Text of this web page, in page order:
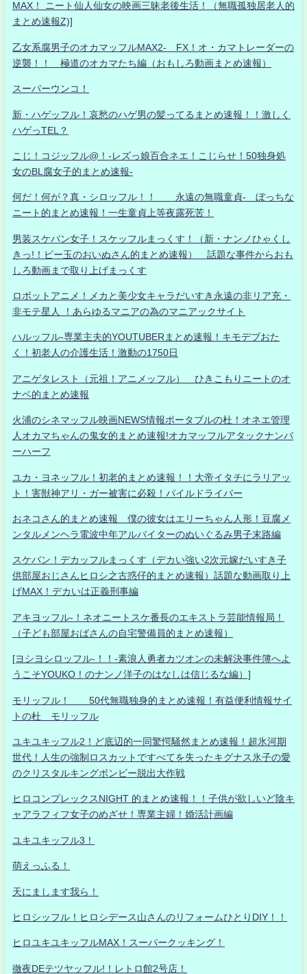
MAX！ ニート仙人仙女の映画三昧老後生活！（無職孤独居老人的
まとめ速報Z)]
乙女系腐男子のオカマッフルMAX2- FX！オ・カマトレーダーの
逆襲！！ 極道のオカマたち編（おもしろ動画まとめ速報）
スーパーウンコ！
新・ハゲッフル！哀愁のハゲ男の髪ってるまとめ速報！！激しく
ハゲっTEL？
こじ！コジッフル@！-レズっ娘百合ネエ！こじらせ！50独身処
女のBL腐女子的まとめ速報-
何だ！何が？真・シロッフル！！ 永遠の無職童貞- ぼっちな
ニート的まとめ速報！一生童貞上等夜露死苦！
男装スケバン女子！スケッフルまっくす！（新・ナンノひゃくし
きっ!！ビー玉のおいぬさん的まとめ速報） 話題な事件からおも
しろ動画まで取り上げまっくす
ロボットアニメ！メカと美少女キャラだいすき永遠の非リア充・
非モテ星人 ！あらゆるマニアの為のマニアックサイト
ハルッフル-専業主夫的YOUTUBERまとめ速報！キモデブおた
く！初老人の介護生活！激動の1750日
アニゲタレスト（元祖！アニメッフル） ひきこもりニートのオ
ナベ的まとめ速報
火浦のシネマッフル映画NEWS情報ポータブルの杜！オネエ管理
人オカマちゃんの鬼女的まとめ速報!オカマッフルアタックナンバ
ーハーフ
ユカ・ヨネッフル！初老的まとめ速報！！大帝イタチにラリアッ
ト！害獣神アリ・ガー被害に必殺！パイルドライバー
おネコさん的まとめ速報 僕の彼女はエリーちゃん人形！豆腐メ
ンタルメンヘラ電波中年アルバイターのぬいぐるみ男子末路編
スケバン！デカッフルまっくす（デカい強い2次元嫁だいすき子
供部屋おじさんヒロシ之古惑仔的まとめ速報）話題な動画取り上
げMAX！デカいは正義刑事編
アキヨッフル-！ネオニートスケ番長のエキストラ芸能情報局！
（子ども部屋おばさんの自宅警備員的まとめ速報）
[ヨシヨシロッフル-！！-素浪人勇者カツオンの未解決事件簿へよ
うこそYOUKO！のナンノ洋子のはなしは信じるな編）]
モリッフル！ 50代無職独身的まとめ速報！有益便利情報サイ
トの杜 モリッフル
ユキユキッフル2！ど底辺的一同驚愕騒然まとめ速報！超氷河期
世代！人生の強制ロスカットですべてを失ったキグナス氷子の愛
のクリスタルキングボンビー脱出大作戦
ヒロコンプレックスNIGHT 的まとめ速報！！子供が欲しいど陰キ
ャアラフィフ女子のめざせ！専業主婦！婚活計画編
ユキユキッフル3！
萌えっふる！
天にまします我ら！
ヒロシッフル！ヒロシデース山さんのリフォームひとりDIY！！
ヒロユキユキッフルMAX！スーパークッキング！
徹夜DEテツヤッフル!！レトロ館2号店！